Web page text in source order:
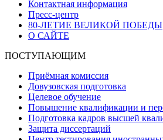
Контактная информация
Пресс-центр
80-ЛЕТИЕ ВЕЛИКОЙ ПОБЕДЫ
О САЙТЕ
ПОСТУПАЮЩИМ
Приёмная комиссия
Довузовская подготовка
Целевое обучение
Повышение квалификации и
Подготовка кадров высшей
Защита диссертаций